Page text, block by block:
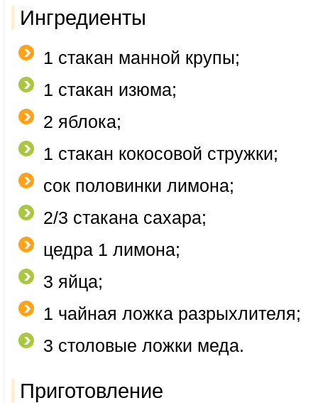
Ингредиенты
1 стакан манной крупы;
1 стакан изюма;
2 яблока;
1 стакан кокосовой стружки;
сок половинки лимона;
2/3 стакана сахара;
цедра 1 лимона;
3 яйца;
1 чайная ложка разрыхлителя;
3 столовые ложки меда.
Приготовление